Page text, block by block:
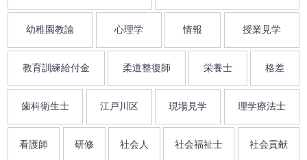
幼稚園教諭 心理学 情報 授業見学
教育訓練給付金 柔道整復師 栄養士 格差
歯科衛生士 江戸川区 現場見学 理学療法士
看護師 研修 社会人 社会福祉士 社会貢献